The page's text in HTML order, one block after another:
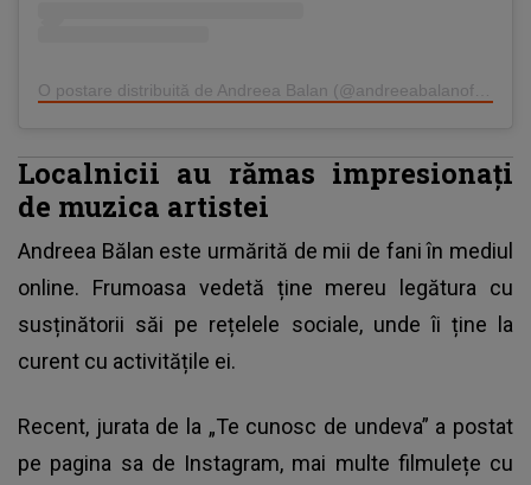
Localnicii au rămas impresionați
de muzica artistei
Andreea Bălan este urmărită de mii de fani în mediul
online. Frumoasa vedetă ține mereu legătura cu
susținătorii săi pe rețelele sociale, unde îi ține la
curent cu activitățile ei.
Recent, jurata de la „Te cunosc de undeva” a postat
pe pagina sa de Instagram, mai multe filmulețe cu